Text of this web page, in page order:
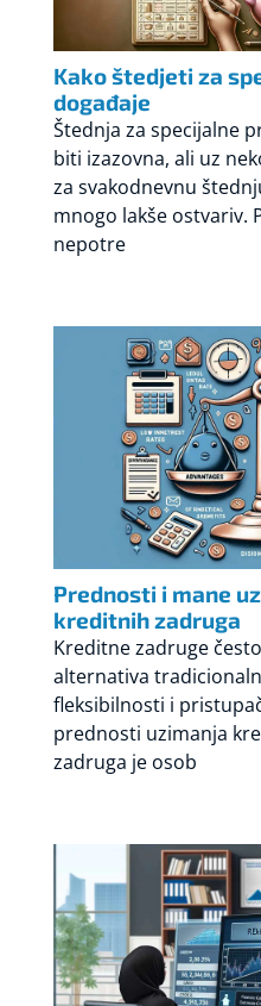
Kako štedjeti za
događaje
Štednja za specijalne
biti izazovna, ali uz
za svakodnevnu
mnogo lakše ostvariv.
nepotre
Prednosti i mane
kreditnih zadruga
Kreditne zadruge
alternativa
fleksibilnosti i
prednosti uzimanja
zadruga je osob